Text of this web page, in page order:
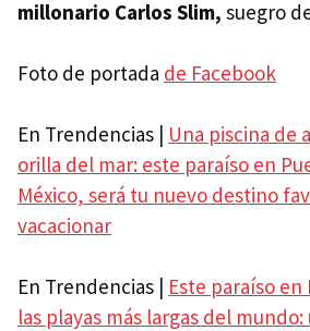
millonario Carlos Slim, suegro
Foto de portada de Facebook
En Trendencias | Una piscina de
orilla del mar: este paraíso en
México, será tu nuevo destino
vacacionar
En Trendencias | Este paraíso en
las playas más largas del